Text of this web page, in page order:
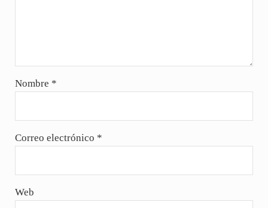
Nombre *
Correo electrónico *
Web